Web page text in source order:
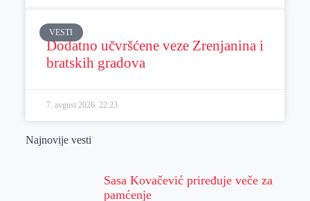
VESTI
Dodatno učvršćene veze Zrenjanina i
bratskih gradova
7. avgust 2026. 22:23
Najnovije vesti
Sasa Kovačević priređuje veče za
pamćenje